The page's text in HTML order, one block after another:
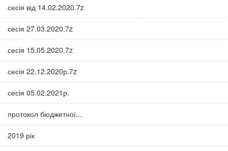
сесія від 14.02.2020.7z
сесія 27.03.2020.7z
сесія 15.05.2020.7z
сесія 22.12.2020р.7z
сесія 05.02.2021р.
протокол бюджетної...
2019 рік